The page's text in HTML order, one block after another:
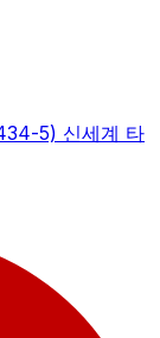
5) 신세계 타